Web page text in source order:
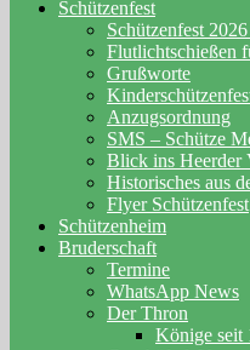
Schützenfest
Schützenfest
Flutlichtschießen
Grußworte
Anzugsordnung
SMS – Schütze
Blick ins Heerder
Historisches aus
Flyer Schützenfest
Schützenheim
Bruderschaft
Termine
WhatsApp News
Der Thron
Könige seit